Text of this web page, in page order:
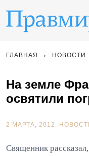
ГЛАВНАЯ НОВОСТИ
На земле
освятили
2 МАРТА, 2012.
Священник